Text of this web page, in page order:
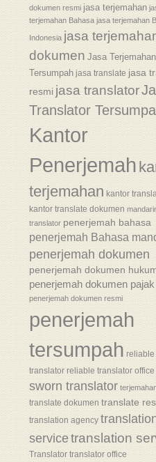
dokumen resmi jasa terjemahan
terjemahan Bahasa jasa terjemahan
Indonesia jasa
dokumen Jasa Terjemahan
Tersumpah jasa translate jasa
resmi jasa translator
Translator
Kantor
Penerjemah
terjemahan kantor
kantor translate dokumen
translator penerjemah bahasa
penerjemah Bahasa
penerjemah dokumen
penerjemah dokumen
penerjemah dokumen pajak
penerjemah dokumen resmi
penerjemah
tersumpah reliable
translator reliable translator office
sworn translator
translate dokumen translate
translation agency
servicetranslation
Translator translator office